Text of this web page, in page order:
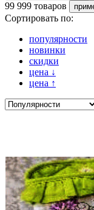
99 999 товаров
Сортировать по:
популярности
новинки
скидки
цена ↓
цена ↑